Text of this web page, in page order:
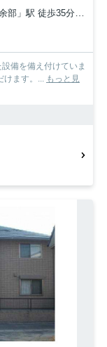
部」駅 徒歩35分
備を備え付けていま
けます。... もっと見